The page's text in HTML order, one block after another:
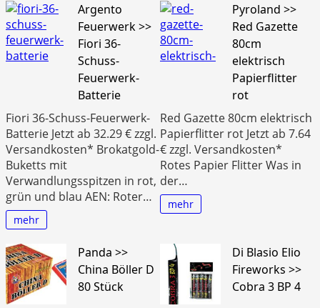
Argento
Feuerwerk >>
Fiori 36-
Schuss-
Feuerwerk-
Batterie
Fiori 36-Schuss-Feuerwerk-
Batterie Jetzt ab 32.29 € zzgl.
Versandkosten* Brokatgold-
Buketts mit
Verwandlungsspitzen in rot,
grün und blau AEN: Roter…
mehr
Pyroland >>
Red Gazette
80cm
elektrisch
Papierflitter
rot
Red Gazette 80cm elektrisch
Papierflitter rot Jetzt ab 7.64
€ zzgl. Versandkosten*
Rotes Papier Flitter Was in
der…
mehr
Panda >>
China Böller D
80 Stück
Di Blasio Elio
Fireworks >>
Cobra 3 BP 4